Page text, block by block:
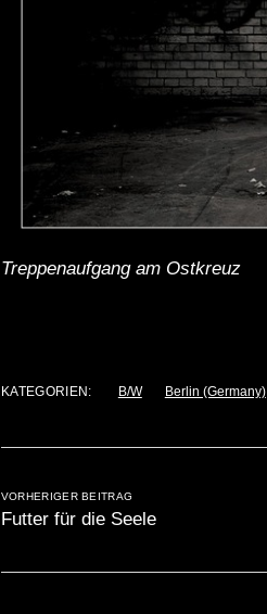
Treppenaufgang am Ostkreuz
KATEGORIEN: B/W Berlin (Germany)
VORHERIGER BEITRAG
Futter für die Seele